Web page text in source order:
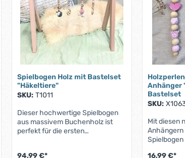
Spielbogen Holz mit Bastelset
"Häkeltiere"
SKU: T1011
Dieser hochwertige Spielbogen
aus massivem Buchenholz ist
perfekt für die ersten
94,99 €*
Anhänger
Bastelset
SKU:
Mit diesen
Anhängern
16,99 €*